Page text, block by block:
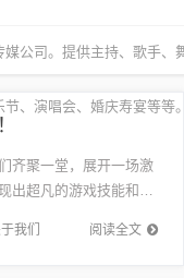
公司。提供主持、歌手
、演唱会、婚庆寿宴等等。
齐聚一堂，展开一场激
出超凡的游戏技能和团
台。一、比赛背景合
阅读全文
我们